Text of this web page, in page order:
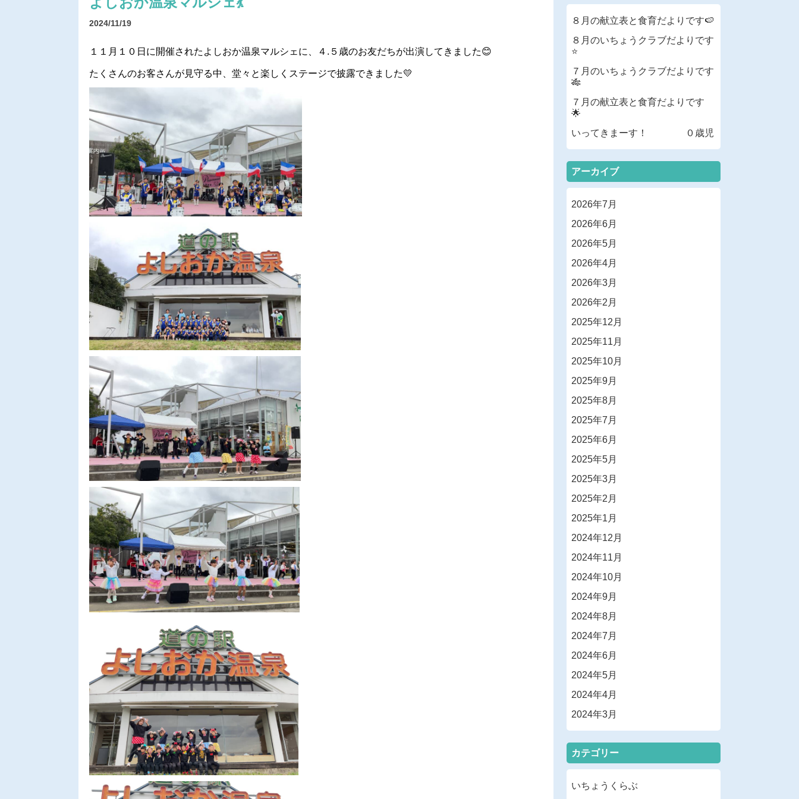
2024/11/19
１１月１０日に開催されたよしおか温泉マルシェに、４.５歳のお友だちが出演してきました😊
たくさんのお客さんが見守る中、堂々と楽しくステージで披露できました💛
８月の献立表と食育だよりです🍉
８月のいちょうクラブだよりです
⭐
７月のいちょうクラブだよりです
🎋
７月の献立表と食育だよりです
🌟
いってきまーす！ ０歳児
アーカイブ
2026年7月
2026年6月
2026年5月
2026年4月
2026年3月
2026年2月
2025年12月
2025年11月
2025年10月
2025年9月
2025年8月
2025年7月
2025年6月
2025年5月
2025年3月
2025年2月
2025年1月
2024年12月
2024年11月
2024年10月
2024年9月
2024年8月
2024年7月
2024年6月
2024年5月
2024年4月
2024年3月
カテゴリー
いちょうくらぶ